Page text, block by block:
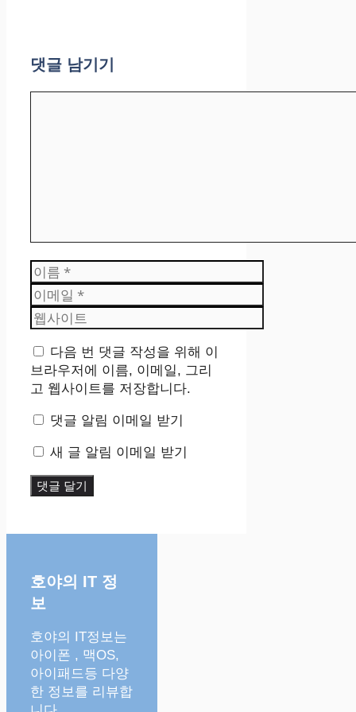
댓글 남기기
이
름
이
메
일
웹
사
이
트
다음 번 댓글 작성을 위해 이
브라우저에 이름, 이메일, 그리
고 웹사이트를 저장합니다.
댓글 알림 이메일 받기
새 글 알림 이메일 받기
호야의 IT 정
보
호야의 IT정보는
아이폰 , 맥OS,
아이패드등 다양
한 정보를 리뷰합